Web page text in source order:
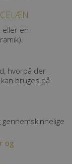
eller en
hvorpå der
bruges på
og